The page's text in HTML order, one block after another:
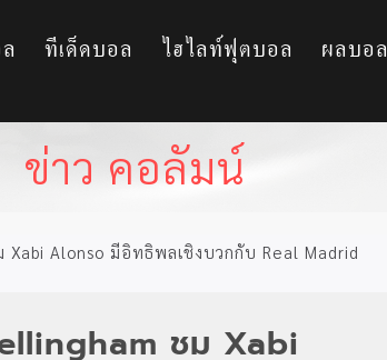
ทีเด็ดบอล ไฮไลท์ฟุตบอล ผลบอล
ข่าว คอลัมน์
Xabi Alonso มีอิทธิพลเชิงบวกกับ Real Madrid
ชม Xabi